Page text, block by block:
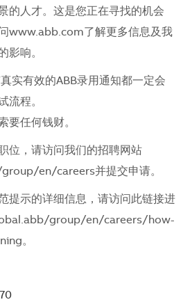
的人才。这是您正在寻找的机会
www.abb.com了解更多信息及我
影响。
实有效的ABB录用通知都一定会
流程。
要任何钱财。
位，请访问我们的招聘网站
en/careers并提交申请。
提示的详细信息，请访问此链接进
group/en/careers/how-
。